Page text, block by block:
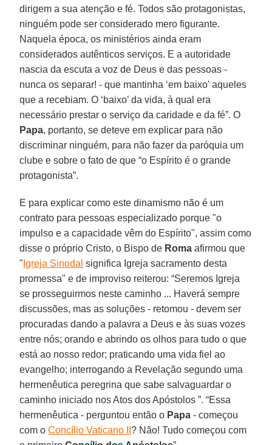
dirigem a sua atenção e fé. Todos são protagonistas,
ninguém pode ser considerado mero figurante.
Naquela época, os ministérios ainda eram
considerados autênticos serviços. E a autoridade
nascia da escuta a voz de Deus e das pessoas -
nunca os separar! - que mantinha ‘em baixo’ aqueles
que a recebiam. O ‘baixo’ da vida, à qual era
necessário prestar o serviço da caridade e da fé”. O
Papa, portanto, se deteve em explicar para não
discriminar ninguém, para não fazer da paróquia um
clube e sobre o fato de que “o Espírito é o grande
protagonista”.
E para explicar como este dinamismo não é um
contrato para pessoas especializado porque "o
impulso e a capacidade vêm do Espírito", assim como
disse o próprio Cristo, o Bispo de Roma afirmou que
" Igreja Sinodal significa Igreja sacramento desta
promessa" e de improviso reiterou: “Seremos Igreja
se prosseguirmos neste caminho ... Haverá sempre
discussões, mas as soluções - retomou - devem ser
procuradas dando a palavra a Deus e às suas vozes
entre nós; orando e abrindo os olhos para tudo o que
está ao nosso redor; praticando uma vida fiel ao
evangelho; interrogando a Revelação segundo uma
hermenêutica peregrina que sabe salvaguardar o
caminho iniciado nos Atos dos Apóstolos ”. “Essa
hermenêutica - perguntou então o Papa - começou
com oConcílio Vaticano II? Não! Tudo começou com